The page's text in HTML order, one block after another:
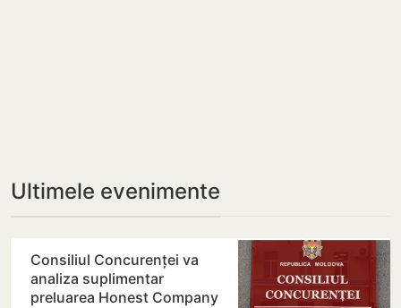
Ultimele evenimente
Consiliul Concurenței va
analiza suplimentar
preluarea Honest Company